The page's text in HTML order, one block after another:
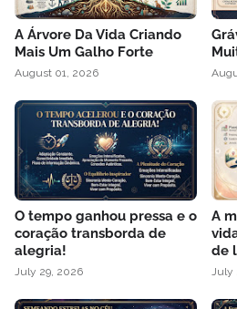
A Árvore Da Vida Criando
Mais Um Galho Forte
August 01, 2026
O tempo ganhou pressa e o
coração transborda de
alegria!
July 29, 2026
A
de
July